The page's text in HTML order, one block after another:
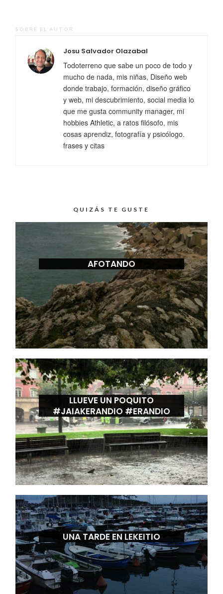
SOBRE EL AUTOR
Josu Salvador Olazabal
Todoterreno que sabe un poco de todo y
mucho de nada, mis niñas, Diseño web
donde trabajo, formación, diseño gráfico
y web, mi descubrimiento, social media lo
que me gusta community manager, mi
hobbies Athletic, a ratos filósofo, mis
cosas aprendiz, fotografía y psicólogo.
frases y citas
QUIZÁS TE GUSTE
AFOTANDO
LLUEVE UN POQUITO
#JAIAKERANDIO #ERANDIO
UNA TARDE EN LEKEITIO